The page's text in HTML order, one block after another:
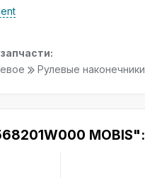
Рулевые наконечники
MOBIS":